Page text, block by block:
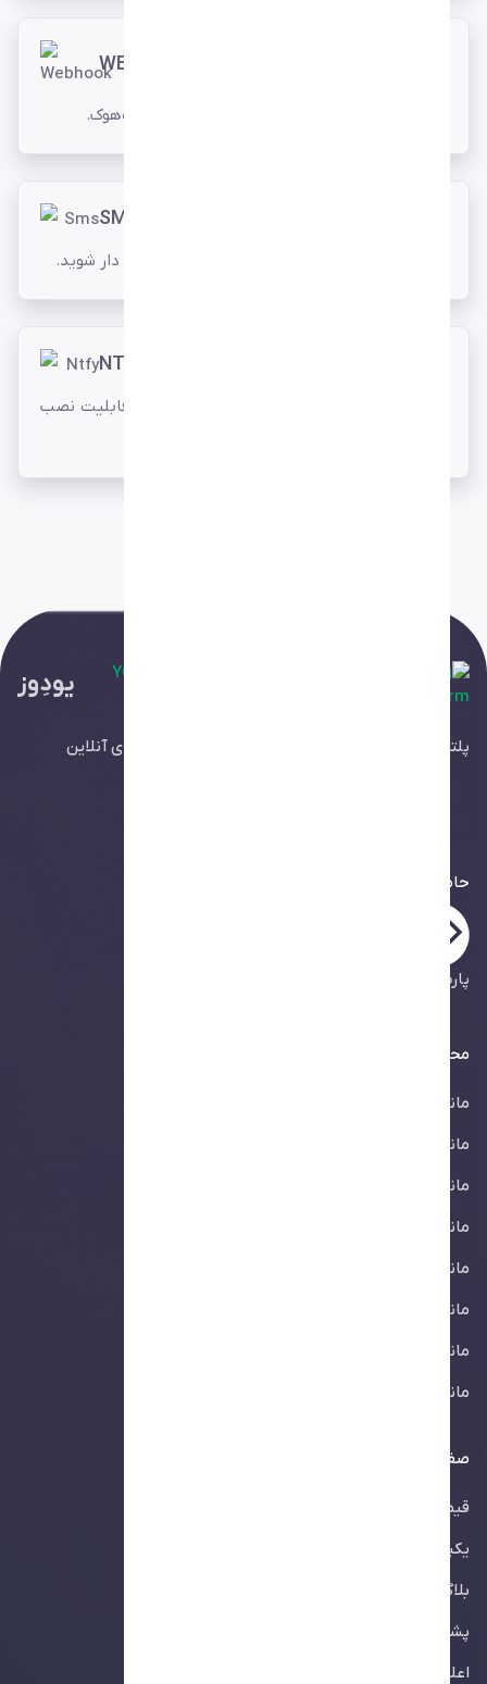
WEBHOOK
دریافت اعلان‌ها و رخدادهای مانیتور از طریق وب‌هوک.
SMS
سریع تر از هر زمان با پیامک از رخدادهایتان خبر دار شوید.
NTFY
با قابلیت نصب
یودِوز
پلتفرم جامع مانیتورینگ و پایش هوشمند سرویس‌های آنلاین
حامیان یودوز
پارس‌پک ، ارائه‌دهنده خدمات میزبانی ابری
محصولات
مانیتورینگ وب‌سایت
مانیتورینگ API
مانیتورینگ پینگ
مانیتورینگ پورت
مانیتورینگ کلمه کلیدی
مانیتورینگ وب‌سوکت
مانیتورینگ DNS
مانیتورینگ SSL
صفحات
قیمت‌گذاری
یکپارچه‌سازی
بلاگ
پشتیبانی
اعلانات و بروزرسانی‌ها